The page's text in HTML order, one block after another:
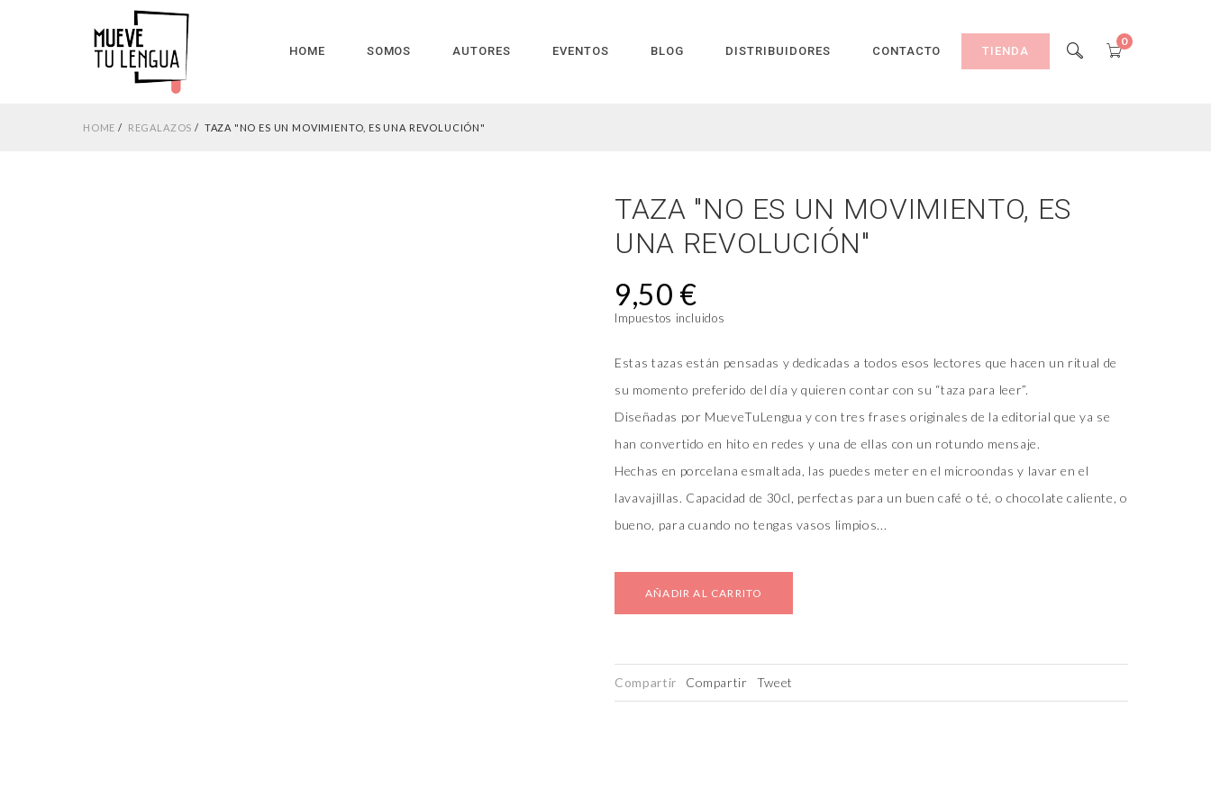
0
HOME SOMOS AUTORES EVENTOS BLOG DISTRIBUIDORES CONTACTO TIENDA
HOME REGALAZOS TAZA "NO ES UN MOVIMIENTO, ES UNA REVOLUCIÓN"
TAZA "NO ES UN MOVIMIENTO, ES
UNA REVOLUCIÓN"
9,50 €
Impuestos incluidos
Estas tazas están pensadas y dedicadas a todos esos lectores que hacen un ritual de
su momento preferido del día y quieren contar con su “taza para leer”.
Diseñadas por MueveTuLengua y con tres frases originales de la editorial que ya se
han convertido en hito en redes y una de ellas con un rotundo mensaje.
Hechas en porcelana esmaltada, las puedes meter en el microondas y lavar en el
lavavajillas. Capacidad de 30cl, perfectas para un buen café o té, o chocolate caliente, o
bueno, para cuando no tengas vasos limpios...
AÑADIR AL CARRITO
Compartir Compartir Tweet